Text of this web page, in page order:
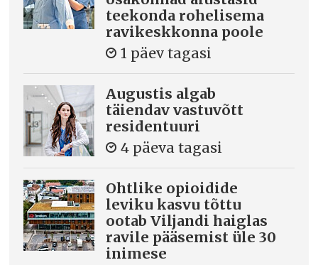
teekonda rohelisema
ravikeskkonna poole
1 päev tagasi
Augustis algab
täiendav vastuvõtt
residentuuri
4 päeva tagasi
Ohtlike opioidide
leviku kasvu tõttu
ootab Viljandi haiglas
ravile pääsemist üle 30
inimese